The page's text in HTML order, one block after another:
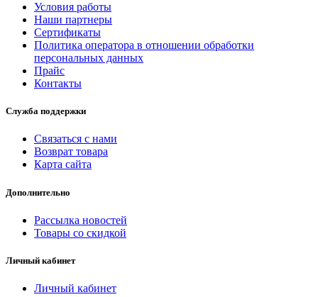
Условия работы
Наши партнеры
Сертификаты
Политика оператора в отношении обработки
персональных данных
Прайс
Контакты
Служба поддержки
Связаться с нами
Возврат товара
Карта сайта
Дополнительно
Рассылка новостей
Товары со скидкой
Личный кабинет
Личный кабинет